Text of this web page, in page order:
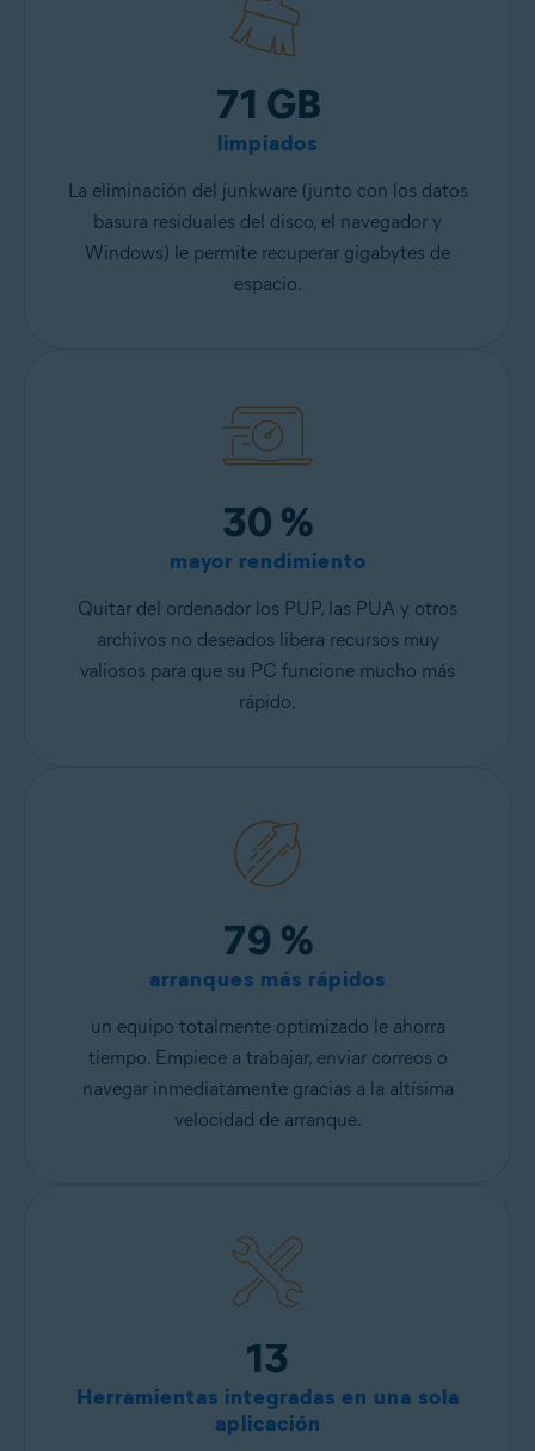
71 GB
limpiados
La eliminación del junkware (junto con los datos
basura residuales del disco, el navegador y
Windows) le permite recuperar gigabytes de
espacio.
30 %
mayor rendimiento
Quitar del ordenador los PUP, las PUA y otros
archivos no deseados libera recursos muy
valiosos para que su PC funcione mucho más
rápido.
79 %
arranques más rápidos
un equipo totalmente optimizado le ahorra
tiempo. Empiece a trabajar, enviar correos o
navegar inmediatamente gracias a la altísima
velocidad de arranque.
13
Herramientas integradas en una sola
aplicación